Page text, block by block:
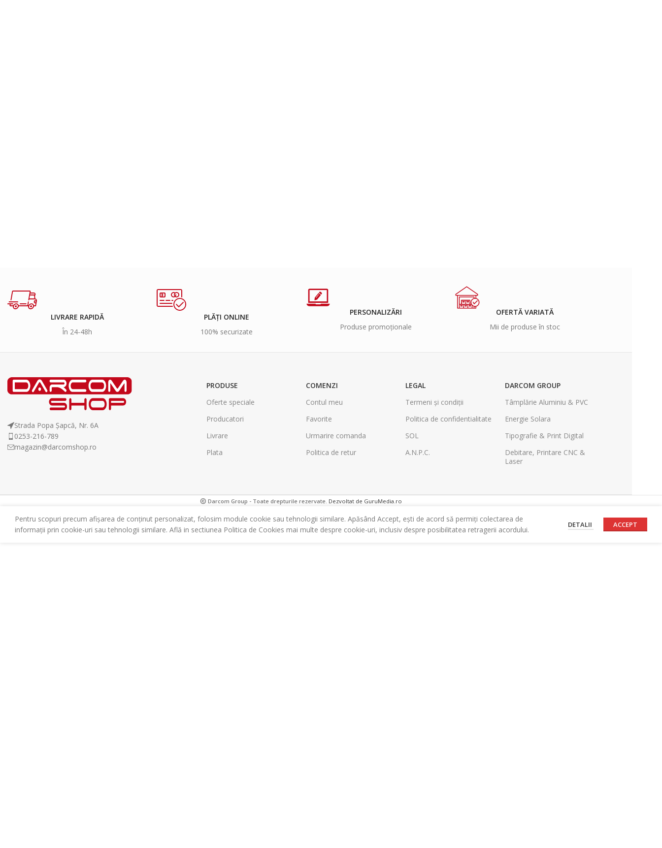
LIVRARE RAPIDĂ
În 24-48h
PLĂȚI ONLINE
100% securizate
PERSONALIZĂRI
Produse promoționale
OFERTĂ VARIATĂ
Mii de produse în stoc
Strada Popa Șapcă, Nr. 6A
0253-216-789
magazin@darcomshop.ro
PRODUSE
Oferte speciale
Producatori
Livrare
Plata
COMENZI
Contul meu
Favorite
Urmarire comanda
Politica de retur
LEGAL
Termeni și condiții
Politica de confidentialitate
SOL
A.N.P.C.
DARCOM GROUP
Tâmplărie Aluminiu & PVC
Energie Solara
Tipografie & Print Digital
Debitare, Printare CNC &
Laser
Darcom Group - Toate drepturile rezervate. Dezvoltat de GuruMedia.ro
Pentru scopuri precum afișarea de conținut personalizat, folosim module cookie sau tehnologii similare. Apăsând Accept, ești de acord să permiți colectarea de
informații prin cookie-uri sau tehnologii similare. Află in sectiunea Politica de Cookies mai multe despre cookie-uri, inclusiv despre posibilitatea retragerii acordului.
DETALII ACCEPT